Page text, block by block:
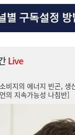
Live
언의 지속가능성 나침반]